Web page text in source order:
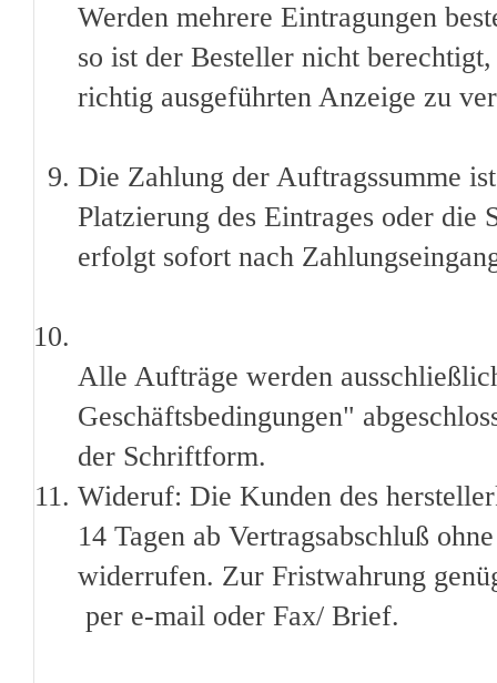
Werden mehrere Eintragungen
so ist der Besteller nicht
richtig ausgeführten Anzeige zu
Die Zahlung der Auftragssumme
Platzierung des Eintrages oder die
erfolgt sofort nach
Alle Aufträge werden
Geschäftsbedingungen"
der Schriftform.
Wideruf: Die Kunden des
14 Tagen ab Vertragsabschluß
widerrufen. Zur Fristwahrung
per e-mail oder Fax/ Brief.